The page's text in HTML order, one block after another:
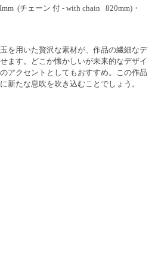
(チェーン 付 - with chain 820mm)・
を用いた贅沢な素材が、作品の繊細なデ
ます。どこか懐かしいが未来的なデザイ
アクセントとしてもおすすめ。この作品
新たな息吹を吹き込むことでしょう。